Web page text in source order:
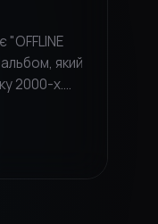
який
2000-х.
за